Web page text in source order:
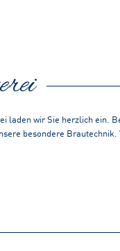
laden wir Sie herzlich ein.
besondere